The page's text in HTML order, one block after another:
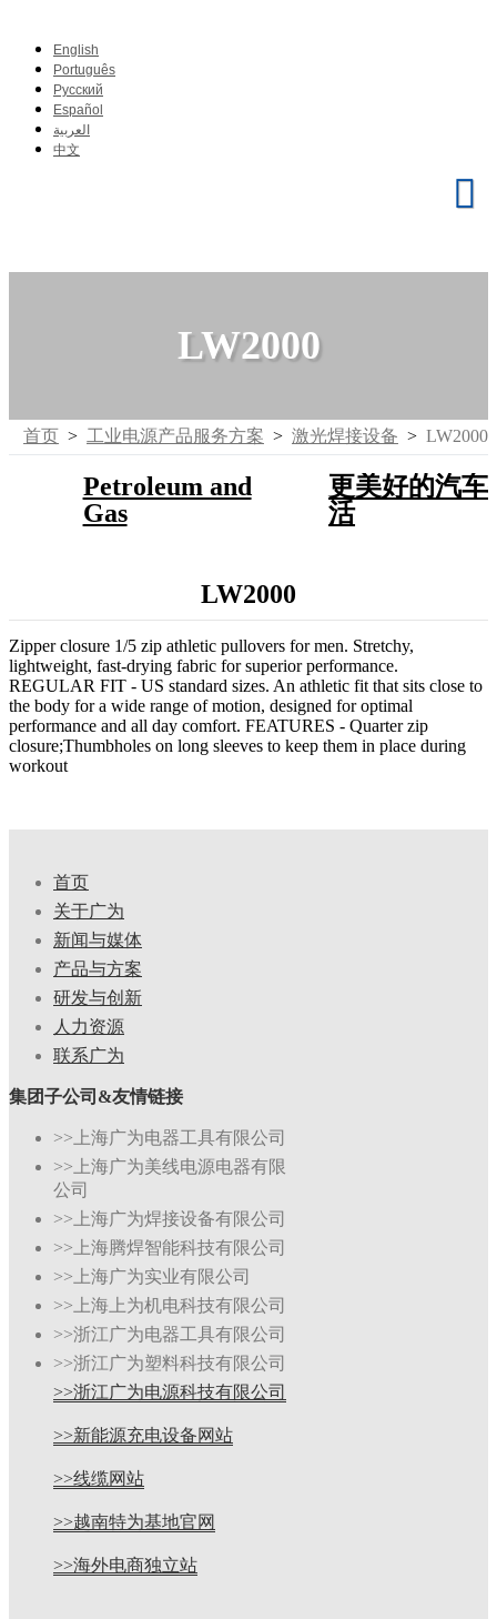
English
Português
Pусский
Español
العربية
中文
LW2000
首页 > 工业电源产品服务方案 > 激光焊接设备 > LW2000
Petroleum and
Gas
更美好的汽车
活
LW2000
Zipper closure 1/5 zip athletic pullovers for men. Stretchy,
lightweight, fast-drying fabric for superior performance.
REGULAR FIT - US standard sizes. An athletic fit that sits close to
the body for a wide range of motion, designed for optimal
performance and all day comfort. FEATURES - Quarter zip
closure;Thumbholes on long sleeves to keep them in place during
workout
首页
关于广为
新闻与媒体
产品与方案
研发与创新
人力资源
联系广为
集团子公司&友情链接
>>上海广为电器工具有限公司
>>上海广为美线电源电器有限
公司
>>上海广为焊接设备有限公司
>>上海腾焊智能科技有限公司
>>上海广为实业有限公司
>>上海上为机电科技有限公司
>>浙江广为电器工具有限公司
>>浙江广为塑料科技有限公司
>>浙江广为电源科技有限公司
>>新能源充电设备网站
>>线缆网站
>>越南特为基地官网
>>海外电商独立站